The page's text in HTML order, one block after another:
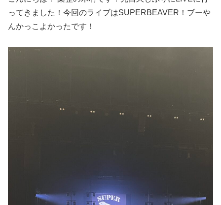
ってきました！今回のライブはSUPERBEAVER！ブーや
んかっこよかったです！